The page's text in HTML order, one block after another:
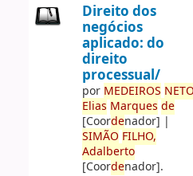
Direito dos
negócios
aplicado: do
direito
processual/
por MEDEIROS
Elias Marques de
[Coordenador] |
SIMÃO FILHO,
Adalberto
[Coordenador].